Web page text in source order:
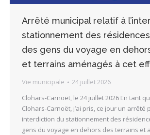
Arrêté municipal relatif à
stationnement des
des gens du voyage en
et terrains aménagés à cet
Vie municipale
24 juillet 2026
Clohars-Carnoët, le 24 juillet 2026 En tant
Clohars-Carnoët, j’ai pris, ce jour un arrêté
interdiction du stationnement des
gens du voyage en dehors des terrains et